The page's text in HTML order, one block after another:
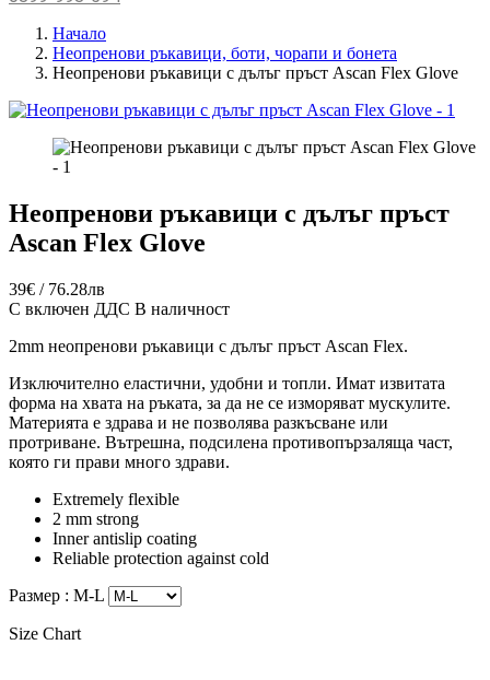
Начало
Неопренови ръкавици, боти, чорапи и бонета
Неопренови ръкавици с дълъг пръст Ascan Flex Glove
Неопренови ръкавици с дълъг пръст
Ascan Flex Glove
39€ / 76.28лв
С включен ДДС В наличност
2mm неопренови ръкавици с дълъг пръст Ascan Flex.
Изключително еластични, удобни и топли. Имат извитата
форма на хвата на ръката, за да не се изморяват мускулите.
Материята е здрава и не позволява разкъсване или
протриване. Вътрешна, подсилена противопързаляща част,
която ги прави много здрави.
Extremely flexible
2 mm strong
Inner antislip coating
Reliable protection against cold
Размер : M-L
Size Chart